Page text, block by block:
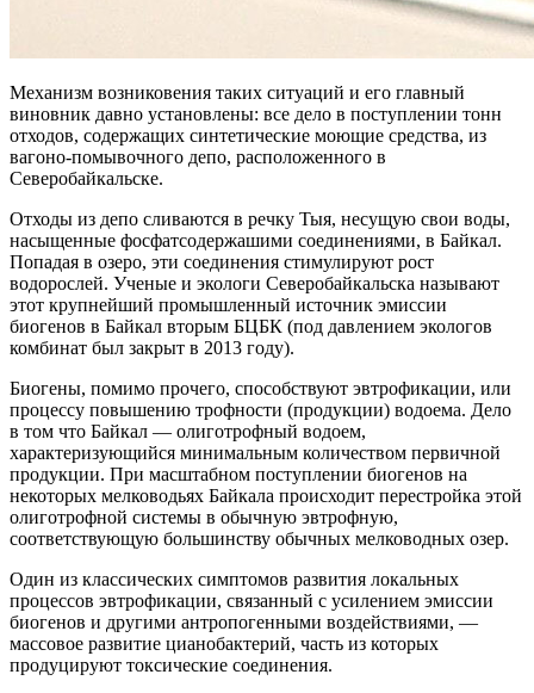
Механизм возниковения таких ситуаций и его главный
виновник давно установлены: все дело в поступлении тонн
отходов, содержащих синтетические моющие средства, из
вагоно-помывочного депо, расположенного в
Северобайкальске.
Отходы из депо сливаются в речку Тыя, несущую свои воды,
насыщенные фосфатсодержашими соединениями, в Байкал.
Попадая в озеро, эти соединения стимулируют рост
водорослей. Ученые и экологи Северобайкальска называют
этот крупнейший промышленный источник эмиссии
биогенов в Байкал вторым БЦБК (под давлением экологов
комбинат был закрыт в 2013 году).
Биогены, помимо прочего, способствуют эвтрофикации, или
процессу повышению трофности (продукции) водоема. Дело
в том что Байкал — олиготрофный водоем,
характеризующийся минимальным количеством первичной
продукции. При масштабном поступлении биогенов на
некоторых мелководьях Байкала происходит перестройка этой
олиготрофной системы в обычную эвтрофную,
соответствующую большинству обычных мелководных озер.
Один из классических симптомов развития локальных
процессов эвтрофикации, связанный с усилением эмиссии
биогенов и другими антропогенными воздействиями, —
массовое развитие цианобактерий, часть из которых
продуцируют токсические соединения.